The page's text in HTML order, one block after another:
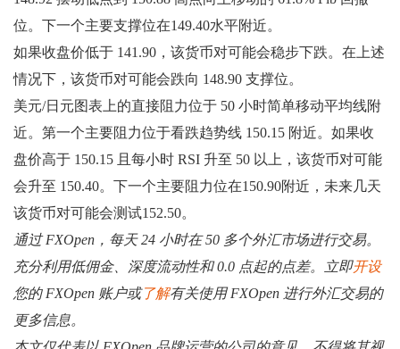
位。下一个主要支撑位在149.40水平附近。
如果收盘价低于 141.90，该货币对可能会稳步下跌。在上述
情况下，该货币对可能会跌向 148.90 支撑位。
美元/日元图表上的直接阻力位于 50 小时简单移动平均线附
近。第一个主要阻力位于看跌趋势线 150.15 附近。如果收
盘价高于 150.15 且每小时 RSI 升至 50 以上，该货币对可能
会升至 150.40。下一个主要阻力位在150.90附近，未来几天
该货币对可能会测试152.50。
通过 FXOpen，每天 24 小时在 50 多个外汇市场进行交易。
充分利用低佣金、深度流动性和 0.0 点起的点差。立即开设
您的 FXOpen 账户或了解有关使用 FXOpen 进行外汇交易的
更多信息。